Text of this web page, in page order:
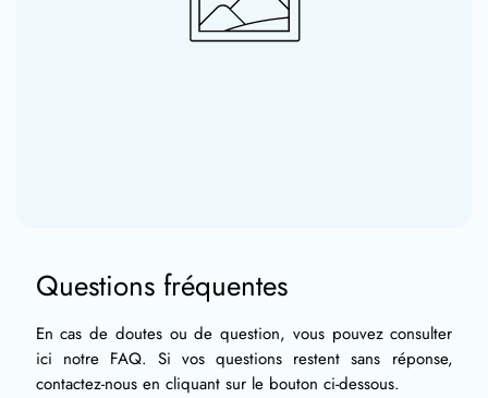
Questions fréquentes
En cas de doutes ou de question, vous pouvez consulter
ici notre FAQ. Si vos questions restent sans réponse,
contactez-nous en cliquant sur le bouton ci-dessous.